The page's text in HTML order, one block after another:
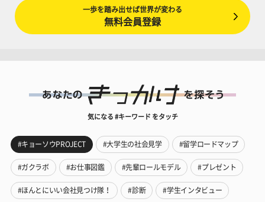
一歩を踏み出せば世界が変わる
無料会員登録
気になる #キーワード をタッチ
#キョーソウPROJECT #大学生の社会見学 #留学ロードマップ
#ガクラボ #お仕事図鑑 #先輩ロールモデル #プレゼント
#ほんとにいい会社見つけ隊！ #診断 #学生インタビュー